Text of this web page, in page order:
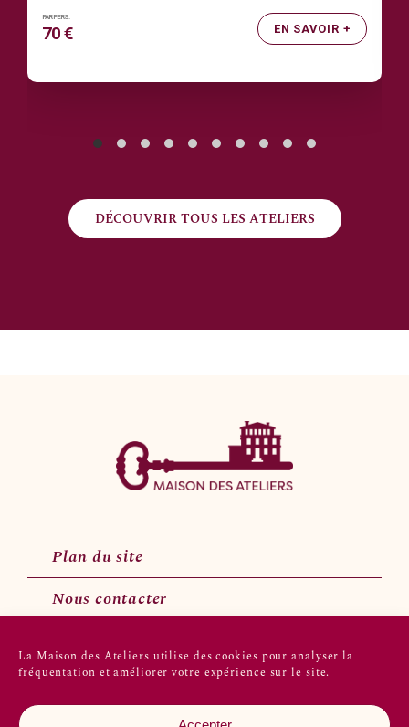
La Maison des Ateliers utilise des cookies pour analyser la
fréquentation et améliorer votre expérience sur le site.
EN SAVOIR +
70 €
DÉCOUVRIR TOUS LES ATELIERS
Plan du site
Nous contacter